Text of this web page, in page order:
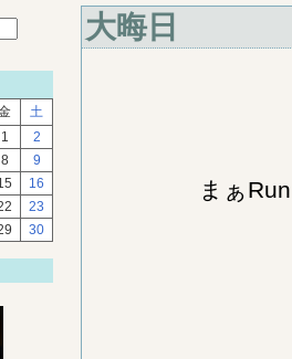
土
1
2
8
9
16
23
30
大晦日
まぁ